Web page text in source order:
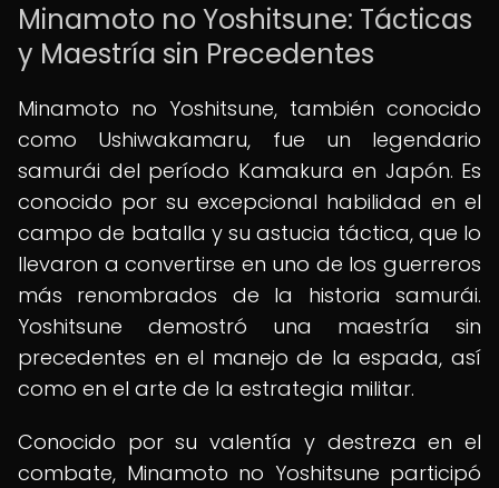
Minamoto no Yoshitsune: Tácticas
y Maestría sin Precedentes
Minamoto no Yoshitsune, también conocido
como Ushiwakamaru, fue un legendario
samurái del período Kamakura en Japón. Es
conocido por su excepcional habilidad en el
campo de batalla y su astucia táctica, que lo
llevaron a convertirse en uno de los guerreros
más renombrados de la historia samurái.
Yoshitsune demostró una maestría sin
precedentes en el manejo de la espada, así
como en el arte de la estrategia militar.
Conocido por su valentía y destreza en el
combate, Minamoto no Yoshitsune participó